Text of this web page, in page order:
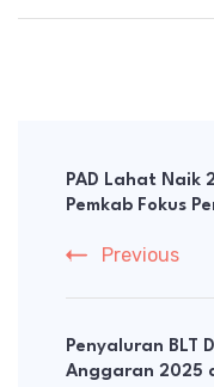
Navigation
PAD Lahat Naik
Pemkab Fokus
Previous
Penyaluran BLT
Anggaran 2025